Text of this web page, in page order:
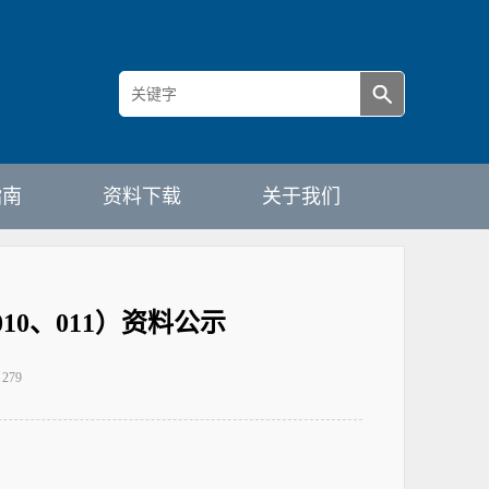
资料下载 关于我们
、011）资料公示
279